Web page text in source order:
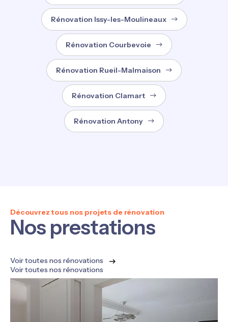
Rénovation Issy-les-Moulineaux
Rénovation Courbevoie
Rénovation Rueil-Malmaison
Rénovation Clamart
Rénovation Antony
Découvrez tous nos projets de rénovation
Nos prestations
Voir toutes nos rénovations
Voir toutes nos rénovations